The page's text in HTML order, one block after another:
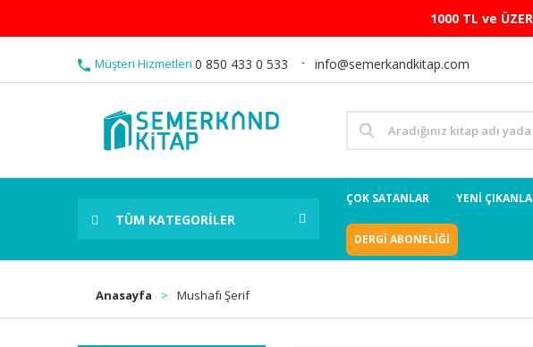
1000 TL ve
Müşteri Hizmetleri 0 850 433 0 533 info@semerkandkitap.com
TÜM KATEGORİLER
ÇOK SATANLAR YENİ
DERGİ ABONELİĞİ
Anasayfa Mushafı Şerif